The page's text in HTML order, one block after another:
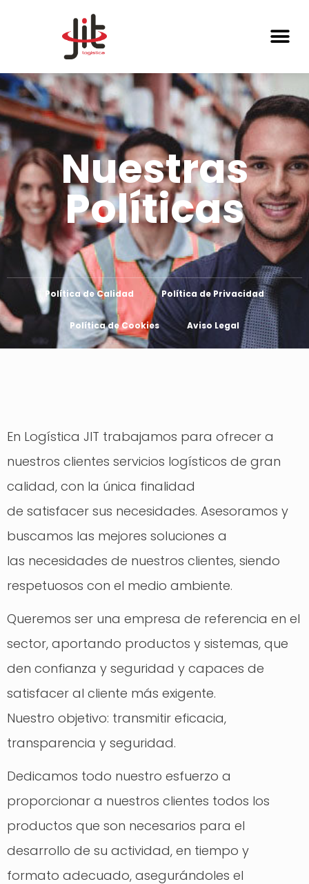
Nuestras
Políticas
Política de Calidad Política de Privacidad
Política de Cookies Aviso Legal
En Logística JIT trabajamos para ofrecer a
nuestros clientes servicios logísticos de gran
calidad, con la única finalidad
de satisfacer sus necesidades. Asesoramos y
buscamos las mejores soluciones a
las necesidades de nuestros clientes, siendo
respetuosos con el medio ambiente.
Queremos ser una empresa de referencia en el
sector, aportando productos y sistemas, que
den confianza y seguridad y capaces de
satisfacer al cliente más exigente.
Nuestro objetivo: transmitir eficacia,
transparencia y seguridad.
Dedicamos todo nuestro esfuerzo a
proporcionar a nuestros clientes todos los
productos que son necesarios para el
desarrollo de su actividad, en tiempo y
formato adecuado, asegurándoles el